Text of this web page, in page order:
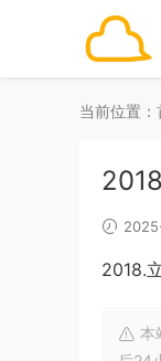
当前位置：
2018.
本